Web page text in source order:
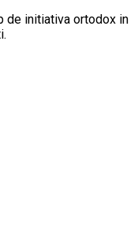
de initiativa ortodox in